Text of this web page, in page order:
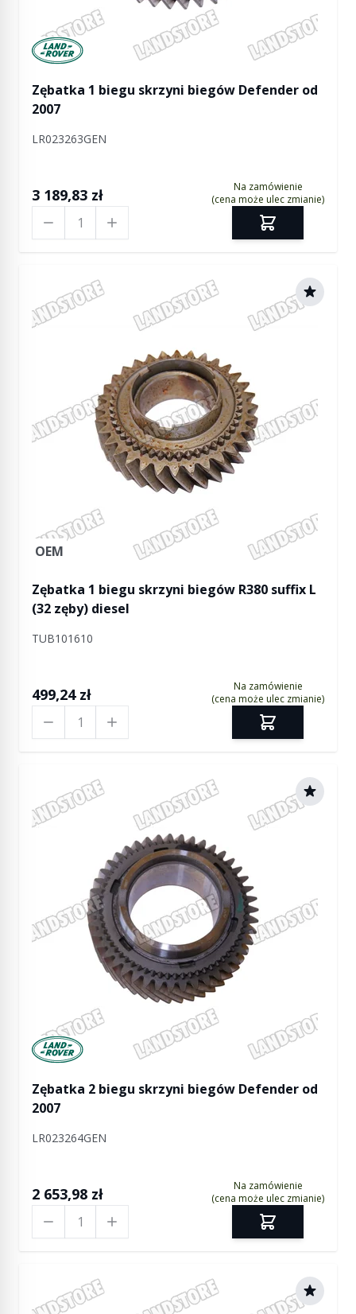
Manufactured by Land rover
Zębatka 1 biegu skrzyni biegów Defender od
2007
LR023263GEN
3 189,83 zł
Na zamówienie
(cena może ulec zmianie)
OEM
Zębatka 1 biegu skrzyni biegów R380 suffix L
(32 zęby) diesel
TUB101610
499,24 zł
Na zamówienie
(cena może ulec zmianie)
Manufactured by Land rover
Zębatka 2 biegu skrzyni biegów Defender od
2007
LR023264GEN
2 653,98 zł
Na zamówienie
(cena może ulec zmianie)